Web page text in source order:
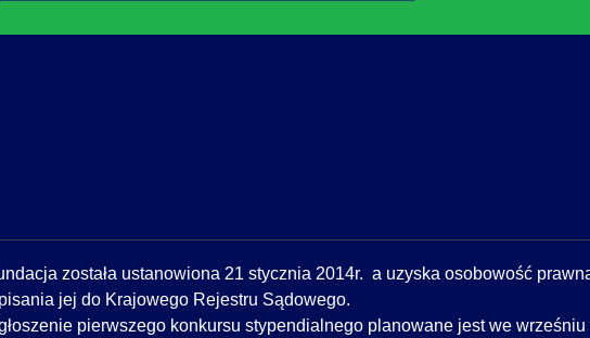
została ustanowiona 21 stycznia 2014r. a uzyska osobowość
jej do Krajowego Rejestru Sądowego.
pierwszego konkursu stypendialnego planowane jest we wrześniu